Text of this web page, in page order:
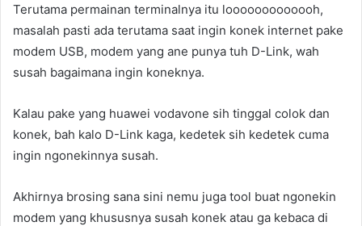
Terutama permainan terminalnya itu looooooooooooh,
masalah pasti ada terutama saat ingin konek internet pake
modem USB, modem yang ane punya tuh D-Link, wah
susah bagaimana ingin koneknya.
Kalau pake yang huawei vodavone sih tinggal colok dan
konek, bah kalo D-Link kaga, kedetek sih kedetek cuma
ingin ngonekinnya susah.
Akhirnya brosing sana sini nemu juga tool buat ngonekin
modem yang khususnya susah konek atau ga kebaca di